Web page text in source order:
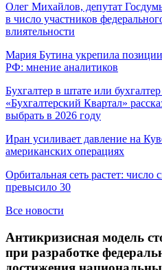
Олег Михайлов, депутат
в число участников
влиятельности
Мария Бутина укрепила
РФ: мнение аналитиков
Бухгалтер в штате или
«Бухгалтерский Квартал»
выбрать в 2026 году
Иран усиливает давление на
американских операциях
Орбитальная сеть растет: число
превысило 30
Все новости
Антикризисная модель
при разработке